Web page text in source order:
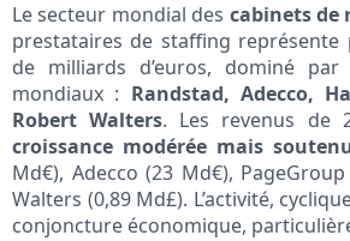
Le secteur mondial des cabinets de
prestataires de staffing représente
de milliards d’euros, dominé par
mondiaux : Randstad, Adecco,
Robert Walters. Les revenus de
croissance modérée mais
Md€), Adecco (23 Md€),
Walters (0,89 Md£). L’activité,
conjoncture économique,